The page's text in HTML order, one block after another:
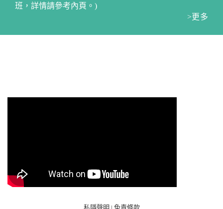
班，詳情請參考內頁。)
>更多